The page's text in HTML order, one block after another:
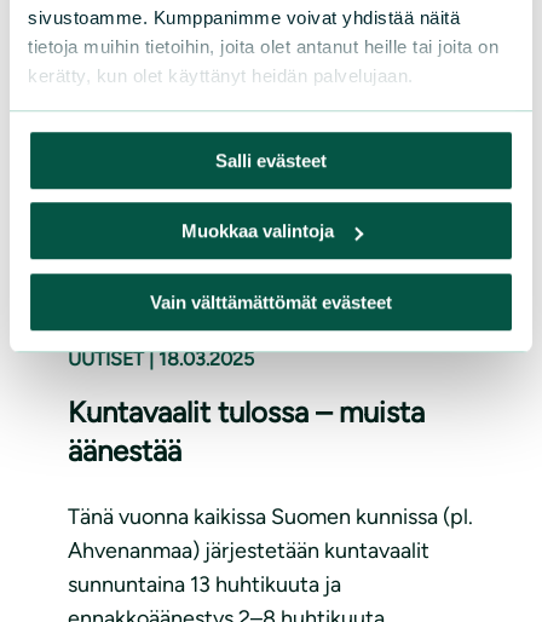
sivustoamme. Kumppanimme voivat yhdistää näitä
tietoja muihin tietoihin, joita olet antanut heille tai joita on
kerätty, kun olet käyttänyt heidän palvelujaan.
Salli evästeet
Muokkaa valintoja
Vain välttämättömät evästeet
Lue lisää
UUTISET | 18.03.2025
Kuntavaalit tulossa – muista
äänestää
Tänä vuonna kaikissa Suomen kunnissa (pl.
Ahvenanmaa) järjestetään kuntavaalit
sunnuntaina 13 huhtikuuta ja